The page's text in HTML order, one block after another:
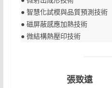
● 智慧化試模與品質預測技術
● 磁屏蔽感應加熱技術
● 微結構熱壓印技術
張致遠